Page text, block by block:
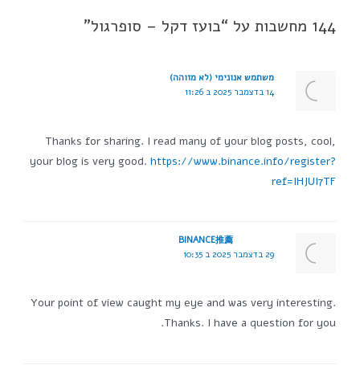
144 מחשבות על “בועז דקל – סופרגול”
משתמש אנונימי (לא מזוהה)
14 בדצמבר 2025 ב 11:26
Thanks for sharing. I read many of your blog posts, cool,
your blog is very good. https://www.binance.info/register?
ref=IHJUI7TF
BINANCE推薦
29 בדצמבר 2025 ב 10:35
Your point of view caught my eye and was very interesting.
Thanks. I have a question for you.